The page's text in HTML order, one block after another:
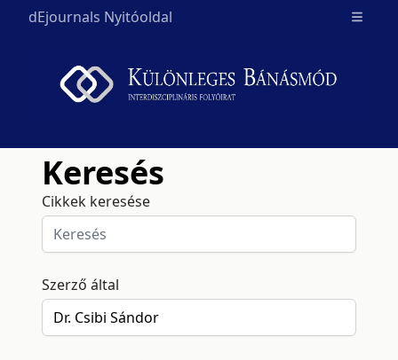
dEjournals Nyitóoldal Open
Keresés
Cikkek keresése
Szerző által